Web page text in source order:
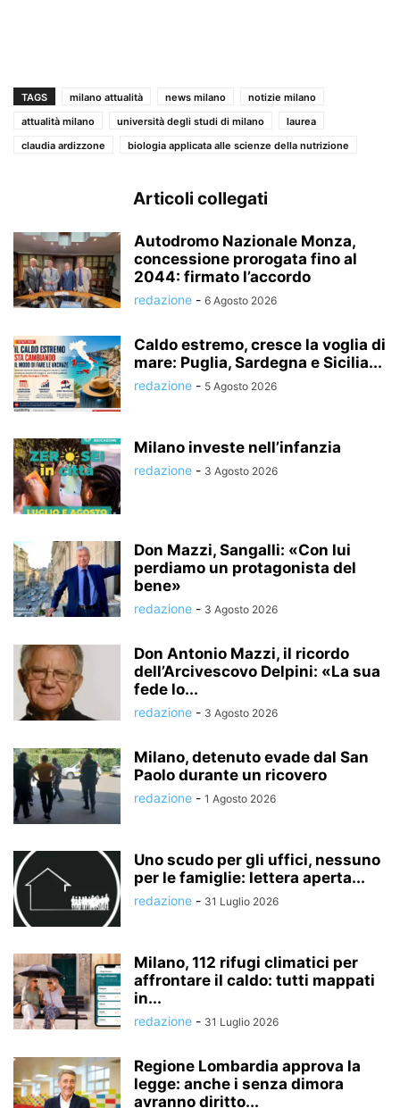
TAGS milano attualità news milano
notizie milano
attualità milano
università degli studi di milano
laurea
claudia ardizzone
biologia applicata alle scienze della nutrizione
Articoli collegati
Autodromo Nazionale Monza,
concessione prorogata fino al
2044: firmato l’accordo
redazione - 6 Agosto 2026
Caldo estremo, cresce la voglia di
mare: Puglia, Sardegna e Sicilia...
redazione - 5 Agosto 2026
Milano investe nell’infanzia
redazione - 3 Agosto 2026
Don Mazzi, Sangalli: «Con lui
perdiamo un protagonista del
bene»
redazione - 3 Agosto 2026
Don Antonio Mazzi, il ricordo
dell’Arcivescovo Delpini: «La sua
fede lo...
redazione - 3 Agosto 2026
Milano, detenuto evade dal San
Paolo durante un ricovero
redazione - 1 Agosto 2026
Uno scudo per gli uffici, nessuno
per le famiglie: lettera aperta...
redazione - 31 Luglio 2026
Milano, 112 rifugi climatici per
affrontare il caldo: tutti mappati
in...
redazione - 31 Luglio 2026
Regione Lombardia approva la
legge: anche i senza dimora
avranno diritto...